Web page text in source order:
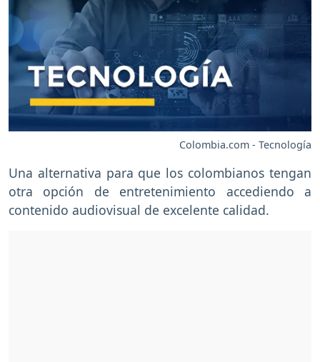
Colombia.com - Tecnología
Una alternativa para que los colombianos tengan
otra opción de entretenimiento accediendo a
contenido audiovisual de excelente calidad.